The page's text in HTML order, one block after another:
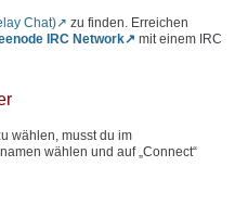
Chat)
zu finden. Erreichen
IRC Network
mit einem IRC
wählen, musst du im
wählen und auf „Connect“